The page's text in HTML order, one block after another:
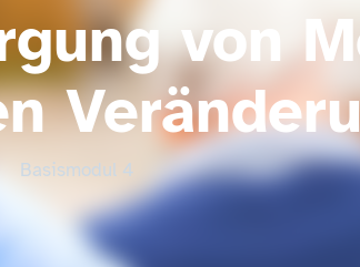
von
Basismodul 4